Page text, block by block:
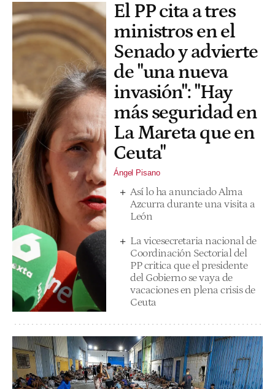
El PP cita a tres
ministros en el
Senado y advierte
de "una nueva
invasión": "Hay
más seguridad en
La Mareta que en
Ceuta"
Ángel Pisano
Así lo ha anunciado Alma
Azcurra durante una visita a
León
La vicesecretaria nacional de
Coordinación Sectorial del
PP critica que el presidente
del Gobierno se vaya de
vacaciones en plena crisis de
Ceuta